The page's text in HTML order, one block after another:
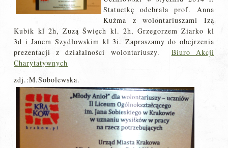
Statuetkę odebrała prof. Anna
Kuźma z wolontariuszami Izą
Kubik kl 2h, Zuzą Święch kl. 2h, Grzegorzem Ziarko kl
3d i Janem Szydłowskim kl 3i. Zapraszamy do obejrzenia
prezentacji z działalności wolontariuszy. Biuro Akcji
Charytatywnych
zdj.:M.Sobolewska.